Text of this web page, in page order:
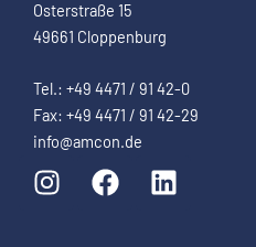
Osterstraße 15
49661 Cloppenburg
Tel.: +49 4471 / 91 42-0
Fax: +49 4471 / 91 42-29
info@amcon.de
I
n
F
a
L
i